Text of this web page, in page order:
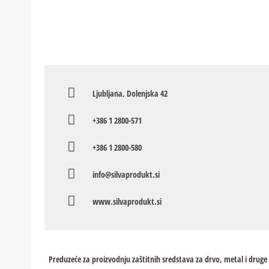
Ljubljana, Dolenjska 42
+386 1 2800-571
+386 1 2800-580
info@silvaprodukt.si
www.silvaprodukt.si
Preduzeće za proizvodnju zaštitnih sredstava za drvo, metal i